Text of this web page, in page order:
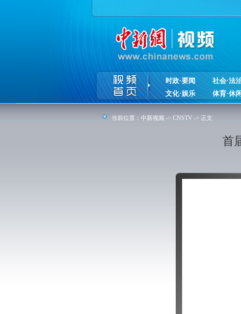
时政·要闻 社会·法
文化·娱乐
体育·休闲
当前位置： 中新视频 -> CNSTV -> 正文
首